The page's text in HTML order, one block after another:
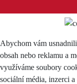
Abychom vám
obsah nebo reklamu a
využíváme soubory
sociální média, inzerci